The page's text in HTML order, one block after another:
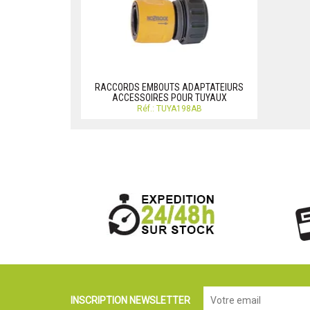
RACCORDS EMBOUTS ADAPTATEIURS
ACCESSOIRES POUR TUYAUX
Réf.: TUYA198AB
INSCRIPTION NEWSLETTER